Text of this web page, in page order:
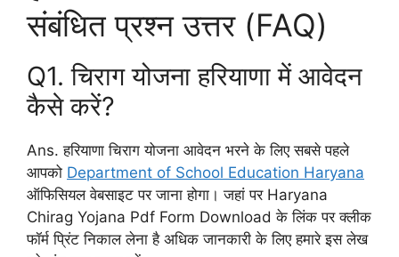
संबंधित प्रश्न उत्तर (FAQ)
Q1. चिराग योजना हरियाणा में आवेदन
कैसे करें?
Ans. हरियाणा चिराग योजना आवेदन भरने के लिए सबसे पहले
आपको Department of School Education Haryana
ऑफिसियल वेबसाइट पर जाना होगा। जहां पर Haryana
Chirag Yojana Pdf Form Download के लिंक पर क्लीक
फॉर्म प्रिंट निकाल लेना है अधिक जानकारी के लिए हमारे इस लेख